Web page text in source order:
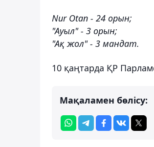
Nur Otan - 24 орын;
"Ауыл" - 3 орын;
"Ақ жол" - 3 мандат.
10 қаңтарда ҚР
Мақаламен бөлісу: